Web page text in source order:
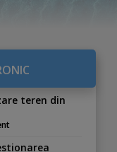
teren din